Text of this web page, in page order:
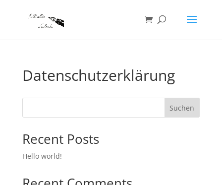
Datenschutzerklärung
Suchen
Recent Posts
Hello world!